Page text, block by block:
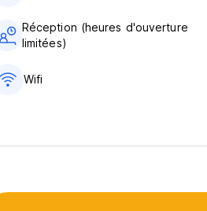
Réception (heures d'ouverture
limitées)
Wifi